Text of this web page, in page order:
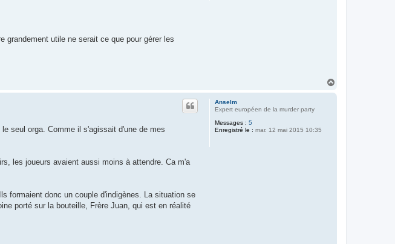
grandement utile ne serait ce que pour gérer les
Anselm
Expert européen de la murder party
Messages : 5
Enregistré le : mar. 12 mai 2015 10:35
seul orga. Comme il s'agissait d'une de mes
les joueurs avaient aussi moins à attendre. Ca m'a
formaient donc un couple d'indigènes. La situation se
porté sur la bouteille, Frère Juan, qui est en réalité